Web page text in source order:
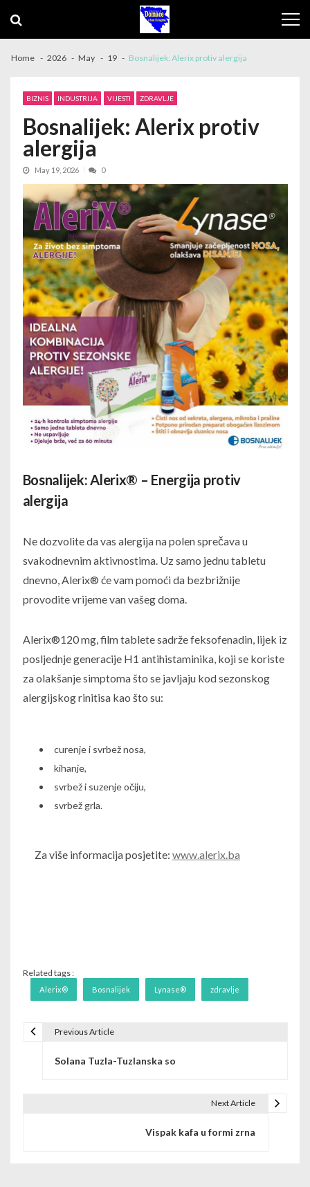
Home 2026 May 19 Bosnalijek: Alerix protiv alergija
BIZNIS INDUSTRIJA VIJESTI ZDRAVLJE
Bosnalijek: Alerix protiv
alergija
May 19, 2026 0
Bosnalijek: Alerix® – Energija protiv
alergija
Ne dozvolite da vas alergija na polen sprečava u
svakodnevnim aktivnostima. Uz samo jednu tabletu
dnevno, Alerix® će vam pomoći da bezbrižnije
provodite vrijeme van vašeg doma.
Alerix®120 mg, film tablete sadrže feksofenadin, lijek iz
posljednje generacije H1 antihistaminika, koji se koriste
za olakšanje simptoma što se javljaju kod sezonskog
alergijskog rinitisa kao što su:
curenje i svrbež nosa,
kihanje,
svrbež i suzenje očiju,
svrbež grla.
Za više informacija posjetite: www.alerix.ba
Related tags :
Alerix® Bosnalijek Lynase® zdravlje
Previous Article
Solana Tuzla-Tuzlanska so
Next Article
Vispak kafa u formi zrna